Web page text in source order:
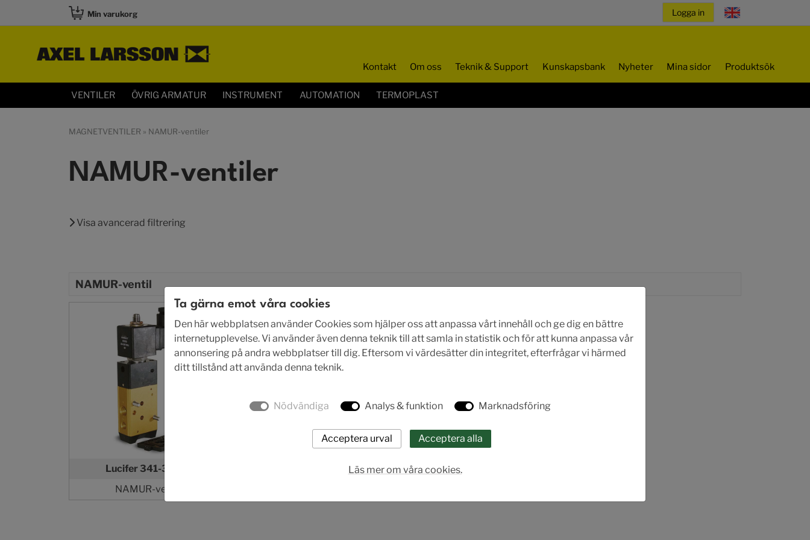
Min varukorg
Kontakt Om oss Teknik & Support Kunskapsbank Nyheter Mina sidor Produktsök
VENTILER ÖVRIG ARMATUR INSTRUMENT AUTOMATION TERMOPLAST
MAGNETVENTILER » NAMUR-ventiler
NAMUR-ventiler
Visa avancerad filtrering
NAMUR-ventil
Lucifer 341-347 N
NAMUR-ventil
Lucifer 341-347 N "High flow"
Lucifer U341-U347 N
Ta gärna emot våra cookies
Den här webbplatsen använder Cookies som hjälper oss att anpassa vårt innehåll och ge dig en bättre
internetupplevelse. Vi använder även denna teknik till att samla in statistik och för att kunna anpassa vår
annonsering på andra webbplatser till dig. Eftersom vi värdesätter din integritet, efterfrågar vi härmed
ditt tillstånd att använda denna teknik.
Nödvändiga Analys & funktion Marknadsföring
Läs mer om våra cookies.